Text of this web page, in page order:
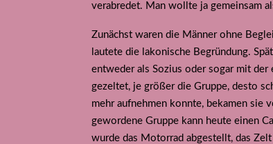
verabredet. Man wollte ja gemeinsam
Zunächst waren die Männer ohne
lautete die lakonische Begründung.
entweder als Sozius oder sogar mit der
gezeltet, je größer die Gruppe, desto
mehr aufnehmen konnte, bekamen sie
gewordene Gruppe kann heute einen
wurde das Motorrad abgestellt, das